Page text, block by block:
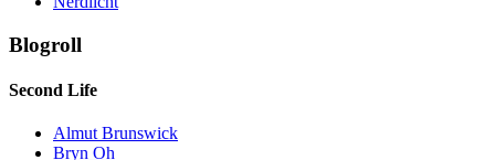
Blogroll
Second Life
Almut Brunswick
Bryn Oh